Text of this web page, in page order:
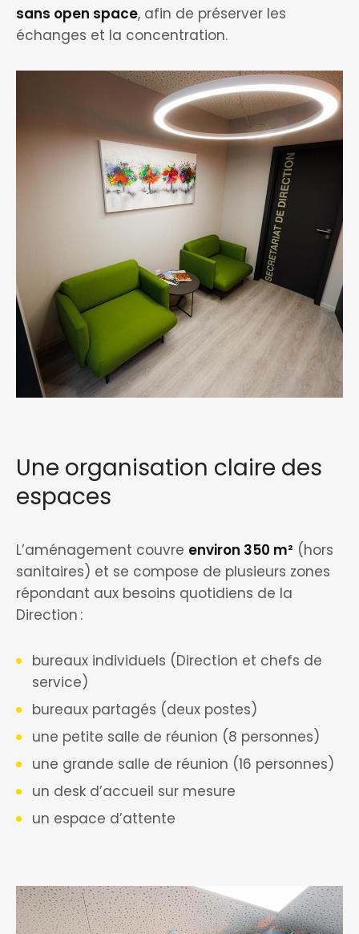
sans open space, afin de préserver les
échanges et la concentration.
Une organisation claire des
espaces
L’aménagement couvre environ 350 m² (hors
sanitaires) et se compose de plusieurs zones
répondant aux besoins quotidiens de la
Direction :
bureaux individuels (Direction et chefs de
service)
bureaux partagés (deux postes)
une petite salle de réunion (8 personnes)
une grande salle de réunion (16 personnes)
un desk d’accueil sur mesure
un espace d’attente